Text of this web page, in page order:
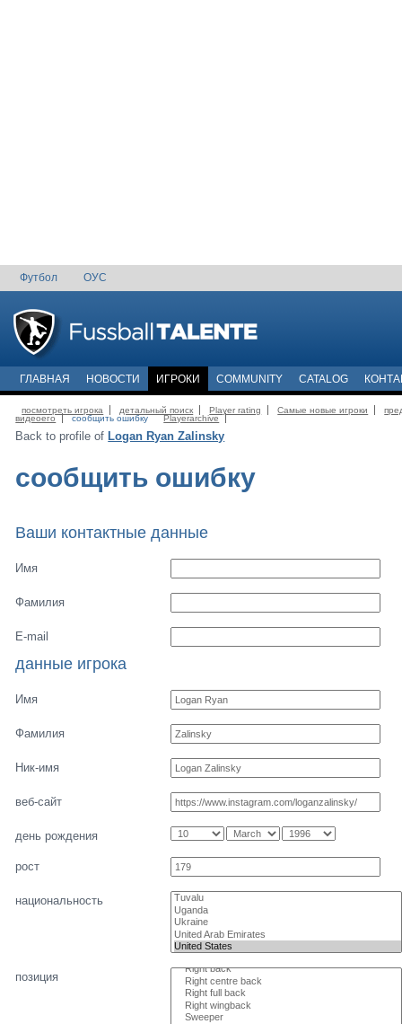
Футбол ОУС
ГЛАВНАЯ НОВОСТИ ИГРОКИ COMMUNITY CATALOG
посмотреть игрока детальный поиск Player rating Самые новые игроки
видеоего
сообщить ошибку Playerarchive
Back to profile of Logan Ryan Zalinsky
сообщить ошибку
Ваши контактные данные
Имя
Фамилия
E-mail
данные игрока
Имя
Фамилия
Ник-имя
веб-сайт
день рождения
рост
национальность
позиция